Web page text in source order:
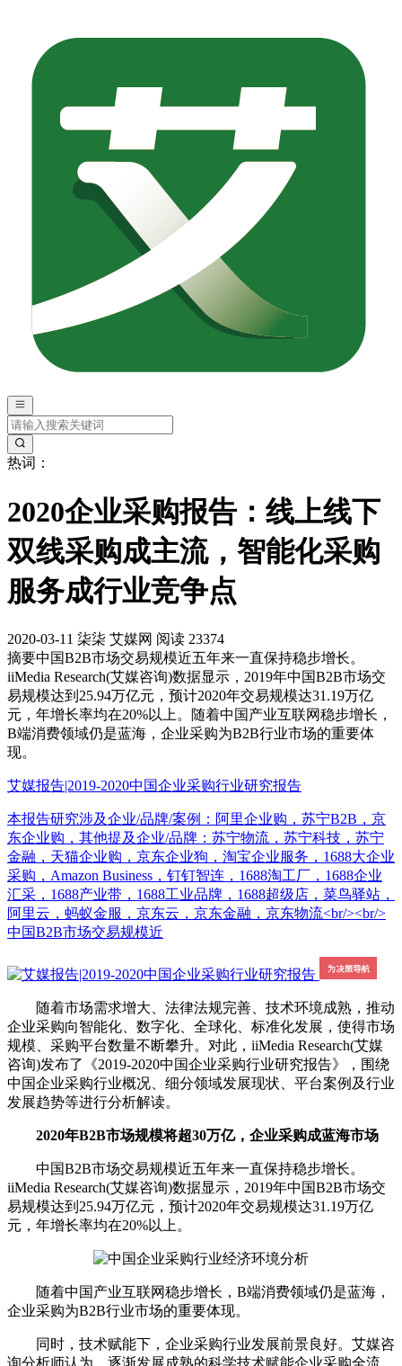
热词：
2020企业采购报告：线上线下
双线采购成主流，智能化采购
服务成行业竞争点
2020-03-11 柒柒 艾媒网 阅读 23374
摘要中国B2B市场交易规模近五年来一直保持稳步增长。
iiMedia Research(艾媒咨询)数据显示，2019年中国B2B市场交
易规模达到25.94万亿元，预计2020年交易规模达31.19万亿
元，年增长率均在20%以上。随着中国产业互联网稳步增长，
B端消费领域仍是蓝海，企业采购为B2B行业市场的重要体
现。
艾媒报告|2019-2020中国企业采购行业研究报告
本报告研究涉及企业/品牌/案例：阿里企业购，苏宁B2B，京
东企业购，其他提及企业/品牌：苏宁物流，苏宁科技，苏宁
金融，天猫企业购，京东企业狗，淘宝企业服务，1688大企业
采购，Amazon Business，钉钉智连，1688淘工厂，1688企业
汇采，1688产业带，1688工业品牌，1688超级店，菜鸟驿站，
阿里云，蚂蚁金服，京东云，京东金融，京东物流<br/><br/>
中国B2B市场交易规模近
随着市场需求增大、法律法规完善、技术环境成熟，推动
企业采购向智能化、数字化、全球化、标准化发展，使得市场
规模、采购平台数量不断攀升。对此，iiMedia Research(艾媒
咨询)发布了《2019-2020中国企业采购行业研究报告》，围绕
中国企业采购行业概况、细分领域发展现状、平台案例及行业
发展趋势等进行分析解读。
2020年B2B市场规模将超30万亿，企业采购成蓝海市场
中国B2B市场交易规模近五年来一直保持稳步增长。
iiMedia Research(艾媒咨询)数据显示，2019年中国B2B市场交
易规模达到25.94万亿元，预计2020年交易规模达31.19万亿
元，年增长率均在20%以上。
随着中国产业互联网稳步增长，B端消费领域仍是蓝海，
企业采购为B2B行业市场的重要体现。
同时，技术赋能下，企业采购行业发展前景良好。艾媒咨